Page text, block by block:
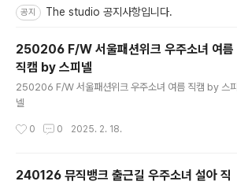
공지 The studio 공지사항입니다.
250206 F/W 서울패션위크 우주소녀 여름
직캠 by 스피넬
250206 F/W 서울패션위크 우주소녀 여름 직캠 by 스피
넬
0 0 2025. 2. 18.
240126 뮤직뱅크 출근길 우주소녀 설아 직